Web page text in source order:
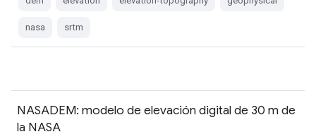
nasa srtm
NASADEM: modelo de elevación digital de 30 m de
la NASA